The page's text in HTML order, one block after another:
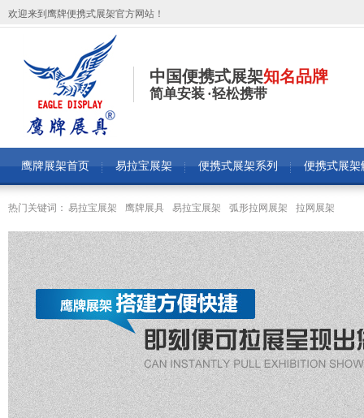
欢迎来到鹰牌便携式展架官方网站！
中国便携式展架知名品牌
简单安装 ·轻松携带
鹰牌展架首页 易拉宝展架 便携式展架系列 便携式展架
热门关键词： 易拉宝展架 鹰牌展具 易拉宝展架 弧形拉网展架 拉网展架